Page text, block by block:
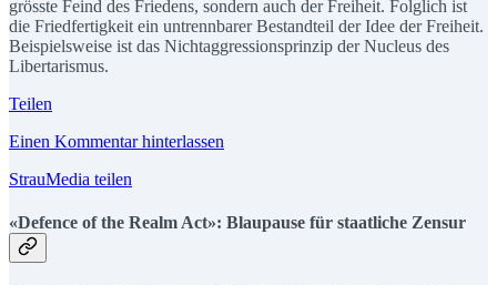
grösste Feind des Friedens, sondern auch der Freiheit. Folglich ist
die Friedfertigkeit ein untrennbarer Bestandteil der Idee der Freiheit.
Beispielsweise ist das Nichtaggressionsprinzip der Nucleus des
Libertarismus.
Teilen
Einen Kommentar hinterlassen
StrauMedia teilen
«Defence of the Realm Act»: Blaupause für staatliche Zensur